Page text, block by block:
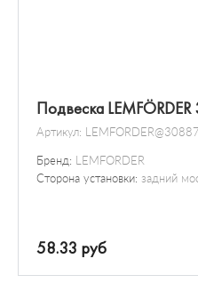
Подвеска
Артикул:
Бренд: LEMFORDER
Сторона установки: задний
58.33 руб